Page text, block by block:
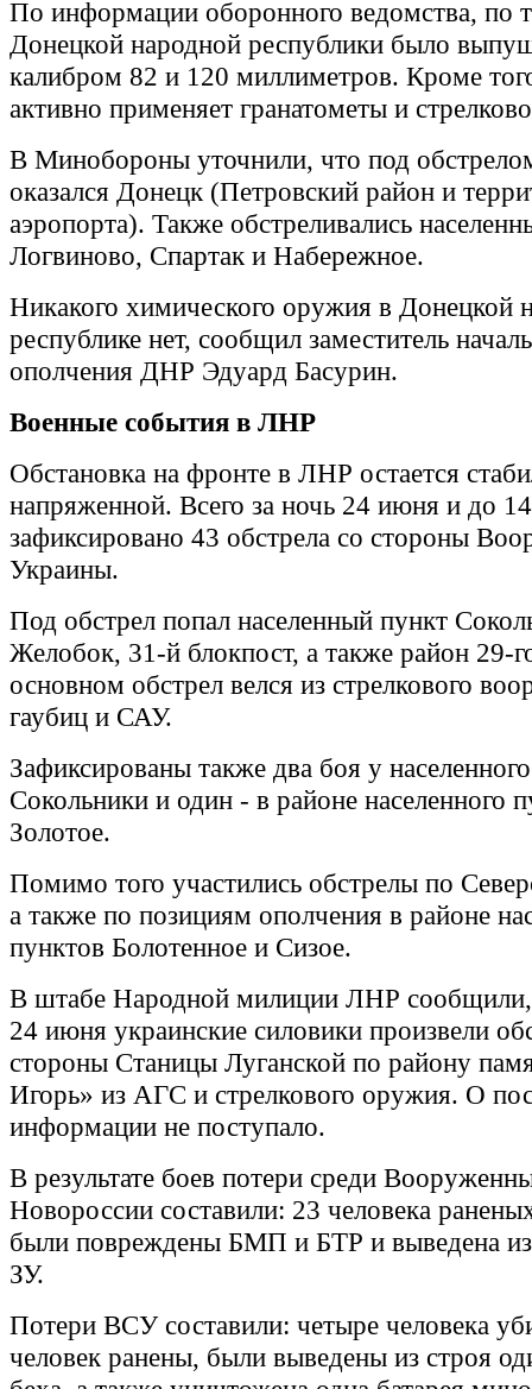
По информации оборонного ведомства, по
Донецкой народной республики было
калибром 82 и 120 миллиметров. Кроме
активно применяет гранатометы и
В Минобороны уточнили, что под
оказался Донецк (Петровский район и
аэропорта). Также обстреливались
Логвиново, Спартак и Набережное.
Никакого химического оружия в Донецкой
республике нет, сообщил заместитель
ополчения ДНР Эдуард Басурин.
Военные события в ЛНР
Обстановка на фронте в ЛНР остается
напряженной. Всего за ночь 24 июня и до
зафиксировано 43 обстрела со стороны
Украины.
Под обстрел попал населенный пункт
Желобок, 31-й блокпост, а также район 29-
основном обстрел велся из стрелкового
гаубиц и САУ.
Зафиксированы также два боя у
Сокольники и один - в районе населенного
Золотое.
Помимо того участились обстрелы по
а также по позициям ополчения в районе
пунктов Болотенное и Сизое.
В штабе Народной милиции ЛНР
24 июня украинские силовики произвели
стороны Станицы Луганской по району
Игорь» из АГС и стрелкового оружия. О
информации не поступало.
В результате боев потери среди
Новороссии составили: 23 человека
были повреждены БМП и БТР и выведена из
ЗУ.
Потери ВСУ составили: четыре человека
человек ранены, были выведены из строя